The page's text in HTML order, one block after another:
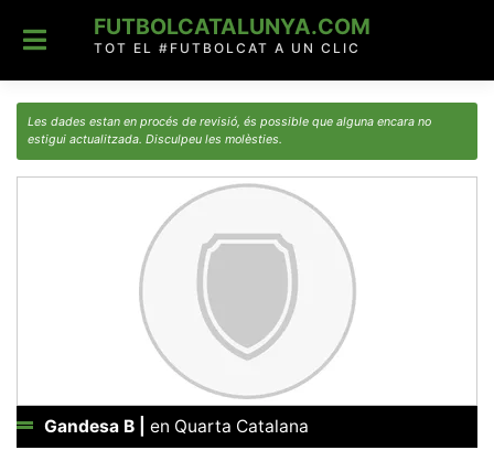
content
FUTBOLCATALUNYA.COM
TOT EL #FUTBOLCAT A UN CLIC
Les dades estan en procés de revisió, és possible que alguna encara no
estigui actualitzada. Disculpeu les molèsties.
Gandesa B en Quarta Catalana